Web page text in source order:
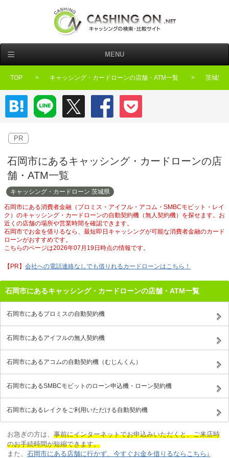
MENU
TOP キャッシング・カードローンの店舗・ATM一覧 茨城県
はてなブックマーク
LINE Twitter Facebook
PR
石岡市にあるキャッシング・カードローンの店
舗・ATM一覧
キャッシング・カードローン 茨城県
石岡市にある消費者金融（プロミス・アイフル・アコム・SMBCモビット・レイ
ク）のキャッシング・カードローンの自動契約機（無人契約機）を探せます。お
近くの店舗の場所や営業時間を確認できます。
石岡市でお金を借りるなら、最短即日キャッシングが可能な消費者金融のカード
ローンがおすすめです。
こちらのページは2026年07月19日時点の情報です。
会社への電話連絡なしでも借りれるカードローンはこちら！
石岡市にあるキャッシング・カードローンの店舗・ATM一覧
石岡市にあるプロミスの自動契約機
石岡市にあるアイフルの無人契約機
石岡市にあるアコムの自動契約機（むじんくん）
石岡市にあるSMBCモビットのローン申込機・ローン契約機
石岡市にあるレイクをご利用いただける自動契約機
お急ぎの方は、 事前にインターネットでお申込みいただくと、ご来店時
のお手続時間が短縮できます。
また、 石岡市にある店舗に行かず、今すぐお金を借りるならこちら↓